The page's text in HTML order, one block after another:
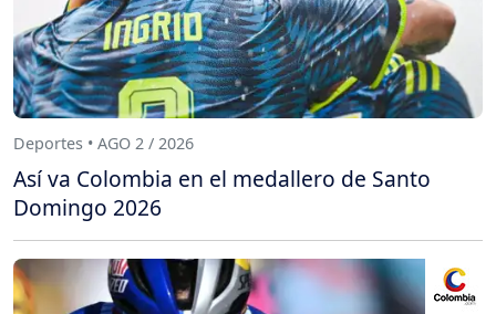
Deportes • AGO 2 / 2026
Así va Colombia en el medallero de Santo
Domingo 2026